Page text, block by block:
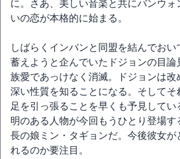
に。さあ、美しい音楽と共にバンウォ
いの恋が本格的に始まる。
しばらくインバンと同盟を結んでおい
蓄えようと企んでいたドジョンの目論
族愛であっけなく消滅。ドジョンは改
深い性質を知ることになる。そしてそ
足を引っ張ることを早くも予見して
明のある人物が今回もうひとり登場す
長の娘ミン・タギョンだ。今後彼女が
れるのか要注目。